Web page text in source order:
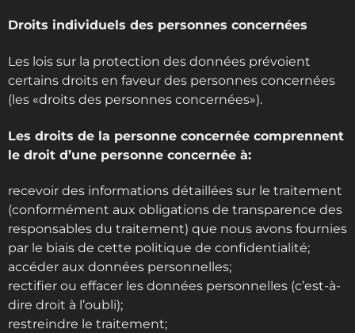
Droits individuels des personnes concernées
Les lois sur la protection des données prévoient
certains droits en faveur des personnes concernées
(les «droits des personnes concernées»).
Les droits de la personne concernée comprennent
le droit d’une personne concernée à:
recevoir des informations détaillées sur le traitement
(conformément aux obligations de transparence des
responsables du traitement) que nous avons fournies
par le biais de cette politique de confidentialité;
accéder aux données personnelles;
rectifier ou effacer les données personnelles (c’est-à-
dire droit à l’oubli);
restreindre le traitement;